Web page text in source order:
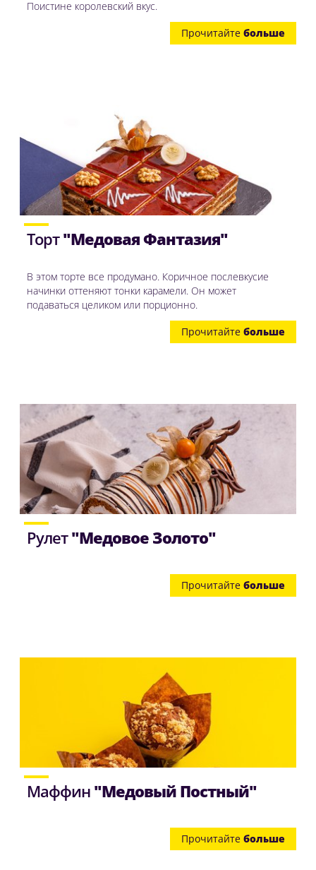
Поистине королевский вкус.
Прочитайте больше
Торт"Медовая Фантазия"
В этом торте все продумано. Коричное послевкусие
начинки оттеняют тонки карамели. Он может
подаваться целиком или порционно.
Прочитайте больше
Рулет"Медовое Золото"
Прочитайте больше
Маффин "Медовый Постный"
Прочитайте больше